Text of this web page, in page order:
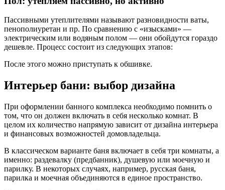
Пассивными утеплителями называют разновидности ваты,
пенополиуретан и пр. По сравнению с «изысками» —
электрическим или водяным полом — они обойдутся гораздо
дешевле. Процесс состоит из следующих этапов:
После этого можно приступать к обшивке.
Интерьер бани: выбор дизайна
При оформлении банного комплекса необходимо помнить о
том, что он должен включать в себя несколько комнат. В
целом их количество напрямую зависит от дизайна интерьера
и финансовых возможностей домовладельца.
В классическом варианте баня включает в себя три комнаты, а
именно: раздевалку (предбанник), душевую или моечную и
парилку. В некоторых случаях, например, русская баня,
парилка и моечная объединяются в единое пространство.